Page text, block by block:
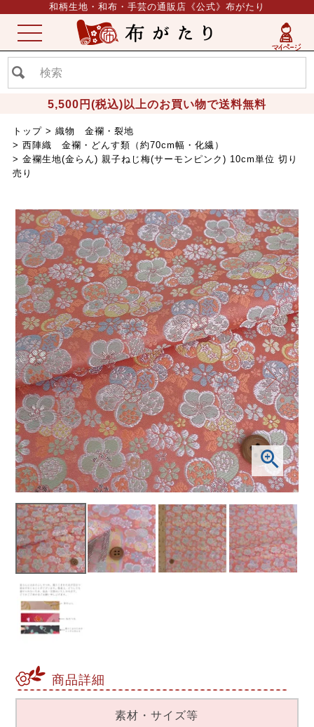
和柄生地・和布・手芸の通販店《公式》布がたり
5,500円(税込)以上のお買い物で送料無料
ME
NU
トップ
織物 金襴・裂地
西陣織 金襴・どんす類（約70cm幅・化繊）
金襴生地(金らん) 親子ねじ梅(サーモンピンク) 10cm単位 切り
売り
商品詳細
素材・サイズ等